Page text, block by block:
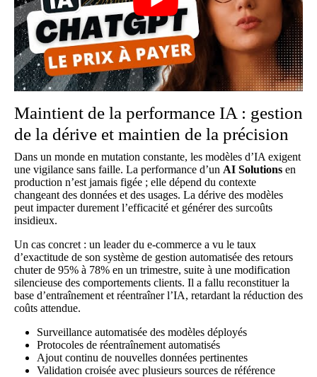
Maintient de la performance IA : gestion
de la dérive et maintien de la précision
Dans un monde en mutation constante, les modèles d’IA exigent
une vigilance sans faille. La performance d’un AI Solutions en
production n’est jamais figée ; elle dépend du contexte
changeant des données et des usages. La dérive des modèles
peut impacter durement l’efficacité et générer des surcoûts
insidieux.
Un cas concret : un leader du e-commerce a vu le taux
d’exactitude de son système de gestion automatisée des retours
chuter de 95% à 78% en un trimestre, suite à une modification
silencieuse des comportements clients. Il a fallu reconstituer la
base d’entraînement et réentraîner l’IA, retardant la réduction des
coûts attendue.
Surveillance automatisée des modèles déployés
Protocoles de réentraînement automatisés
Ajout continu de nouvelles données pertinentes
Validation croisée avec plusieurs sources de référence